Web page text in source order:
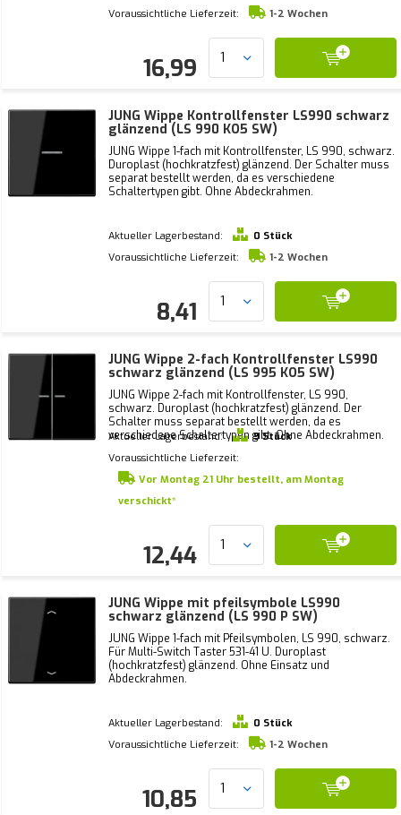
Voraussichtliche Lieferzeit:
1-2 Wochen
16,99
JUNG Wippe Kontrollfenster LS990 schwarz
glänzend (LS 990 KO5 SW)
JUNG Wippe 1-fach mit Kontrollfenster, LS 990, schwarz.
Duroplast (hochkratzfest) glänzend. Der Schalter muss
separat bestellt werden, da es verschiedene
Schaltertypen gibt. Ohne Abdeckrahmen.
Aktueller Lagerbestand:
0 Stück
Voraussichtliche Lieferzeit:
1-2 Wochen
8,41
JUNG Wippe 2-fach Kontrollfenster LS990
schwarz glänzend (LS 995 KO5 SW)
JUNG Wippe 2-fach mit Kontrollfenster, LS 990,
schwarz. Duroplast (hochkratzfest) glänzend. Der
Schalter muss separat bestellt werden, da es
verschiedene Schaltertypen gibt. Ohne Abdeckrahmen.
Aktueller Lagerbestand:
9 Stück
Voraussichtliche Lieferzeit:
Vor Montag 21 Uhr bestellt, am Montag
verschickt*
12,44
JUNG Wippe mit pfeilsymbole LS990
schwarz glänzend (LS 990 P SW)
JUNG Wippe 1-fach mit Pfeilsymbolen, LS 990, schwarz.
Für Multi-Switch Taster 531-41 U. Duroplast
(hochkratzfest) glänzend. Ohne Einsatz und
Abdeckrahmen.
Aktueller Lagerbestand:
0 Stück
Voraussichtliche Lieferzeit:
1-2 Wochen
10,85